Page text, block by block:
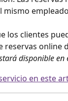
los clientes
reservas online
disponible en
en este